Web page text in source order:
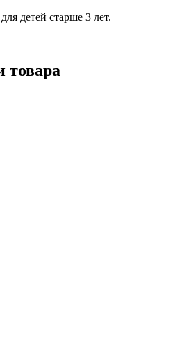
детей старше 3 лет.
товара